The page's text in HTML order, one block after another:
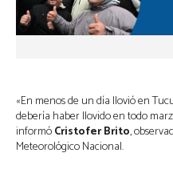
«En menos de un día llovió en
debería haber llovido en todo
informóCristofer Brito,
Meteorológico Nacional.